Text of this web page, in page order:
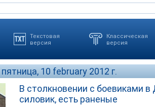
Текстовая
версия
Классическая
версия
пятница, 10 february 2012 г.
В столкновении с боевиками в
силовик, есть раненые